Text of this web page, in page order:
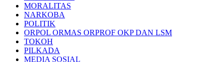
MORALITAS
NARKOBA
POLITIK
ORPOL ORMAS ORPROF OKP DAN LSM
TOKOH
PILKADA
MEDIA SOSIAL